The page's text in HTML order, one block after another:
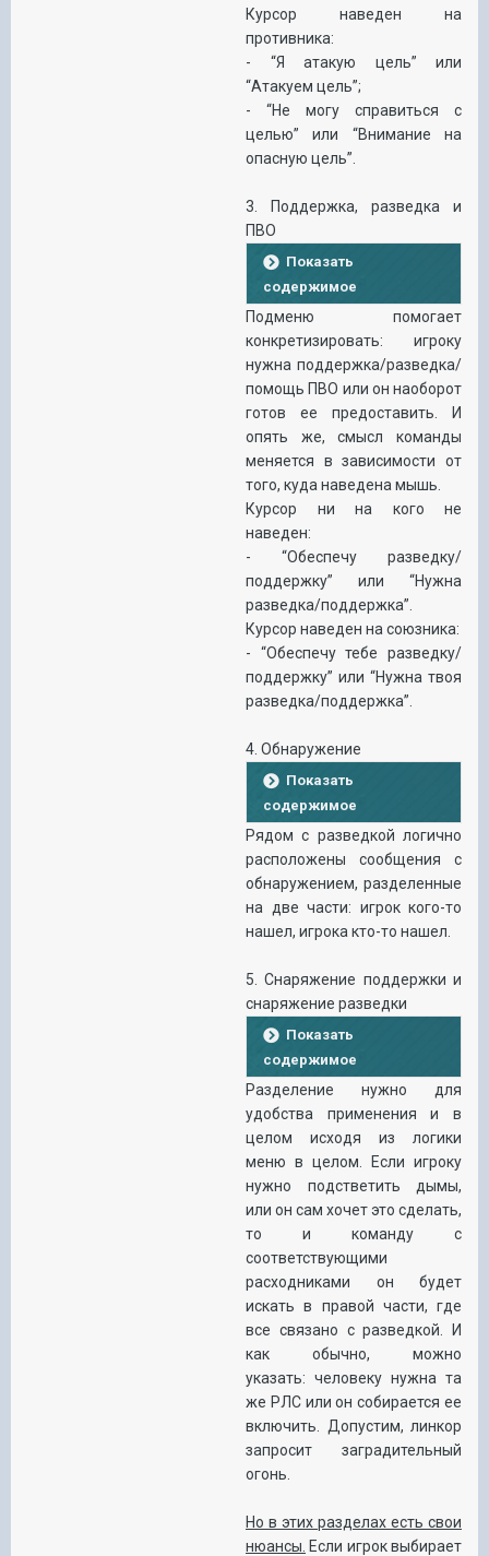
Курсор наведен на
противника:
- “Я атакую цель” или
“Атакуем цель”;
- “Не могу справиться с
целью” или “Внимание на
опасную цель”.
3. Поддержка, разведка и
ПВО
Показать
содержимое
Подменю помогает
конкретизировать: игроку
нужна поддержка/разведка/
помощь ПВО или он наоборот
готов ее предоставить. И
опять же, смысл команды
меняется в зависимости от
того, куда наведена мышь.
Курсор ни на кого не
наведен:
- “Обеспечу разведку/
поддержку” или “Нужна
разведка/поддержка”.
Курсор наведен на союзника:
- “Обеспечу тебе разведку/
поддержку” или “Нужна твоя
разведка/поддержка”.
4. Обнаружение
Показать
содержимое
Рядом с разведкой логично
расположены сообщения с
обнаружением, разделенные
на две части: игрок кого-то
нашел, игрока кто-то нашел.
5. Снаряжение поддержки и
снаряжение разведки
Показать
содержимое
Разделение нужно для
удобства применения и в
целом исходя из логики
меню в целом. Если игроку
нужно подстветить дымы,
или он сам хочет это сделать,
то и команду с
соответствующими
расходниками он будет
искать в правой части, где
все связано с разведкой. И
как обычно, можно
указать: человеку нужна та
же РЛС или он собирается ее
включить. Допустим, линкор
запросит заградительный
огонь.
Но в этих разделах есть свои
нюансы. Если игрок выбирает